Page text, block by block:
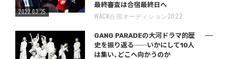
2022.03.25
最終審査は合宿最終日へ
WACK合宿オーディション2022
GANG PARADEの大河ドラマ的歴
史を振り返る──いかにして10人
は集い、どこへ向かうのか